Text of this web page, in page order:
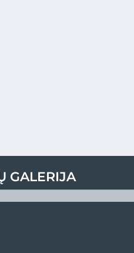
GALERIJA